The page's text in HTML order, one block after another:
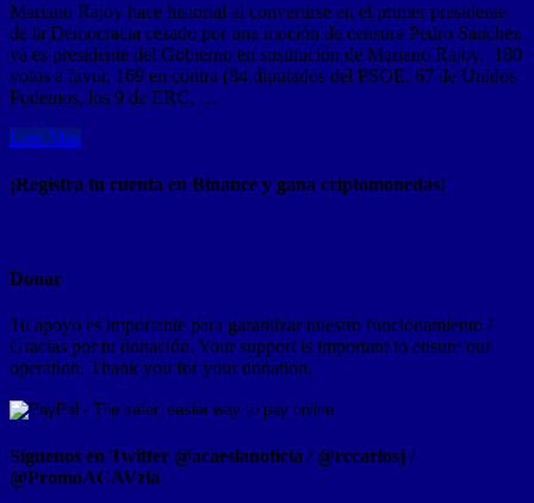
Mariano Rajoy hace historial al convertirse en el primer presidente
de la Democracia cesado por una moción de censura Pedro Sánchez
ya es presidente del Gobierno en sustitución de Mariano Rajoy. 180
votos a favor, 169 en contra (84 diputados del PSOE, 67 de Unidos
Podemos, los 9 de ERC, …
Leer Mas
¡Registra tu cuenta en Binance y gana criptomonedas!
Donar
Tu apoyo es importante para garantizar nuestro funcionamiento /
Gracias por tu donación. Your support is important to ensure our
operation. Thank you for your donation.
Síguenos en Twitter @acaeslanoticia / @rccarlosj /
@PromoACAVzla